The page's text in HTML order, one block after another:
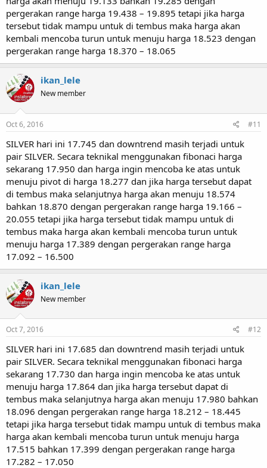
pergerakan range harga 19.438 – 19.895 tetapi jika harga
tersebut tidak mampu untuk di tembus maka harga akan
kembali mencoba turun untuk menuju harga 18.523 dengan
pergerakan range harga 18.370 – 18.065
ikan_lele
New member
Oct 6, 2016 #11
SILVER hari ini 17.745 dan downtrend masih terjadi untuk
pair SILVER. Secara teknikal menggunakan fibonaci harga
sekarang 17.950 dan harga ingin mencoba ke atas untuk
menuju pivot di harga 18.277 dan jika harga tersebut dapat
di tembus maka selanjutnya harga akan menuju 18.574
bahkan 18.870 dengan pergerakan range harga 19.166 –
20.055 tetapi jika harga tersebut tidak mampu untuk di
tembus maka harga akan kembali mencoba turun untuk
menuju harga 17.389 dengan pergerakan range harga
17.092 – 16.500
ikan_lele
New member
Oct 7, 2016 #12
SILVER hari ini 17.685 dan downtrend masih terjadi untuk
pair SILVER. Secara teknikal menggunakan fibonaci harga
sekarang 17.730 dan harga ingin mencoba ke atas untuk
menuju harga 17.864 dan jika harga tersebut dapat di
tembus maka selanjutnya harga akan menuju 17.980 bahkan
18.096 dengan pergerakan range harga 18.212 – 18.445
tetapi jika harga tersebut tidak mampu untuk di tembus maka
harga akan kembali mencoba turun untuk menuju harga
17.515 bahkan 17.399 dengan pergerakan range harga
17.282 – 17.050